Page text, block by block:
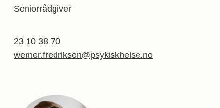
Seniorrådgiver
23 10 38 70
werner.fredriksen@psykiskhelse.no